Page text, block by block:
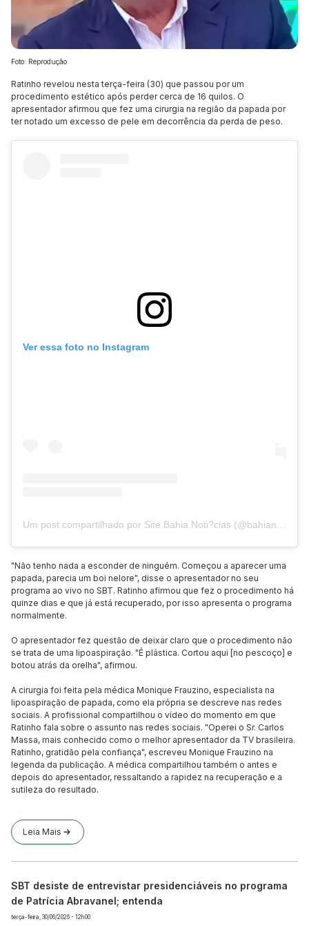
Foto: Reprodução
Ratinho revelou nesta terça-feira (30) que passou por um
procedimento estético após perder cerca de 16 quilos. O
apresentador afirmou que fez uma cirurgia na região da papada por
ter notado um excesso de pele em decorrência da perda de peso.
Ver essa foto no Instagram
"Não tenho nada a esconder de ninguém. Começou a aparecer uma
papada, parecia um boi nelore", disse o apresentador no seu
programa ao vivo no SBT. Ratinho afirmou que fez o procedimento há
quinze dias e que já está recuperado, por isso apresenta o programa
normalmente.
O apresentador fez questão de deixar claro que o procedimento não
se trata de uma lipoaspiração. "É plástica. Cortou aqui [no pescoço] e
botou atrás da orelha", afirmou.
A cirurgia foi feita pela médica Monique Frauzino, especialista na
lipoaspiração de papada, como ela própria se descreve nas redes
sociais. A profissional compartilhou o vídeo do momento em que
Ratinho fala sobre o assunto nas redes sociais. "Operei o Sr. Carlos
Massa, mais conhecido como o melhor apresentador da TV brasileira.
Ratinho, gratidão pela confiança", escreveu Monique Frauzino na
legenda da publicação. A médica compartilhou também o antes e
depois do apresentador, ressaltando a rapidez na recuperação e a
sutileza do resultado.
Leia Mais
SBT desiste de entrevistar presidenciáveis no programa
de Patrícia Abravanel; entenda
terça-feira, 30/06/2026 - 12h00